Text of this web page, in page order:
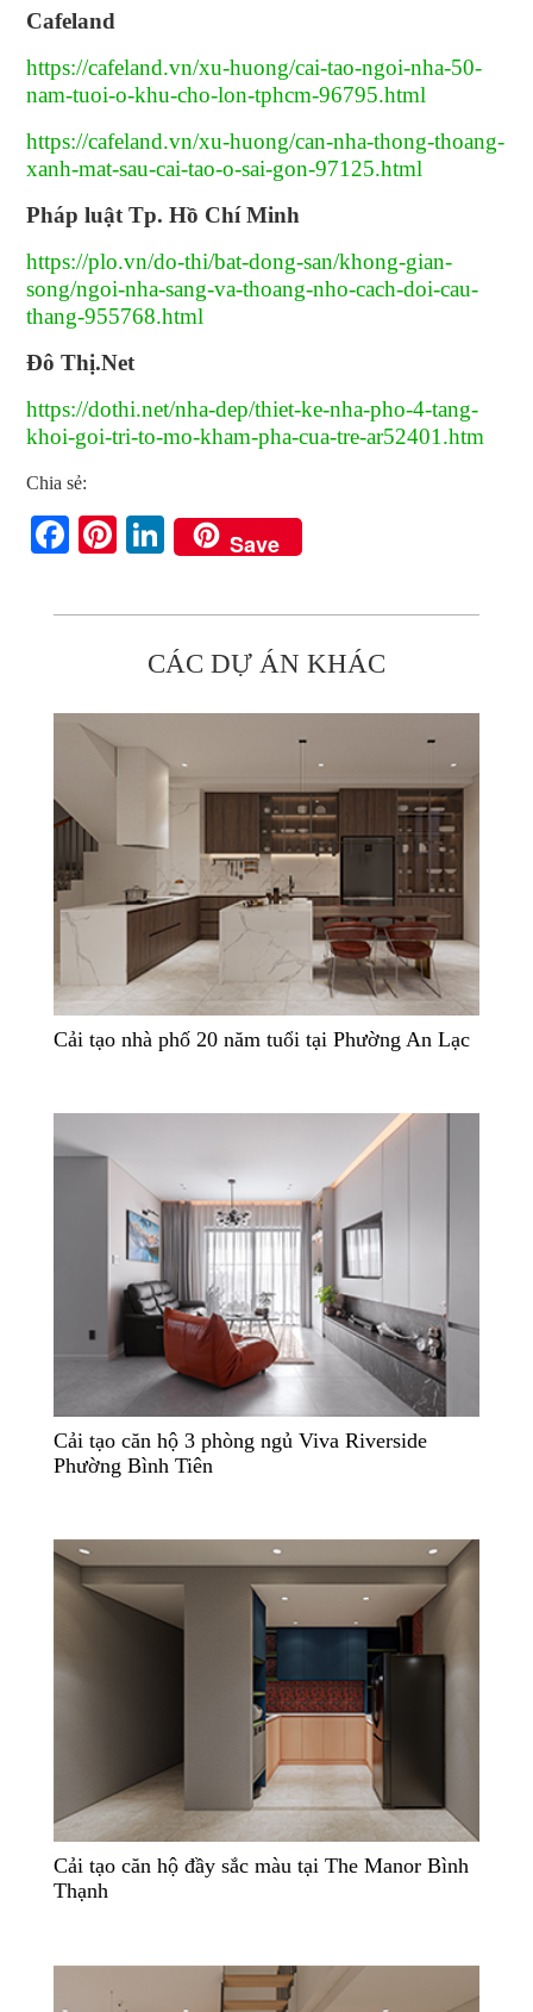
Cafeland
https://cafeland.vn/xu-huong/cai-tao-ngoi-nha-50-
nam-tuoi-o-khu-cho-lon-tphcm-96795.html
https://cafeland.vn/xu-huong/can-nha-thong-thoang-
xanh-mat-sau-cai-tao-o-sai-gon-97125.html
Pháp luật Tp. Hồ Chí Minh
https://plo.vn/do-thi/bat-dong-san/khong-gian-
song/ngoi-nha-sang-va-thoang-nho-cach-doi-cau-
thang-955768.html
Đô Thị.Net
https://dothi.net/nha-dep/thiet-ke-nha-pho-4-tang-
khoi-goi-tri-to-mo-kham-pha-cua-tre-ar52401.htm
Chia sẻ:
Facebook
Pinterest
LinkedIn
Save
CÁC DỰ ÁN KHÁC
Cải tạo nhà phố 20 năm tuổi tại Phường An Lạc
Cải tạo căn hộ 3 phòng ngủ Viva Riverside
Phường Bình Tiên
Cải tạo căn hộ đầy sắc màu tại The Manor Bình
Thạnh